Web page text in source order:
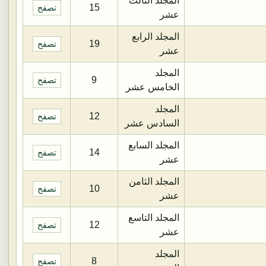
عشر
15 تصفح
المجلد الرابع
عشر
19 تصفح
المجلد
الخامس عشر
9 تصفح
المجلد
السادس عشر
12 تصفح
المجلد السابع
عشر
14 تصفح
المجلد الثامن
عشر
10 تصفح
المجلد التاسع
عشر
12 تصفح
المجلد
8 تصفح